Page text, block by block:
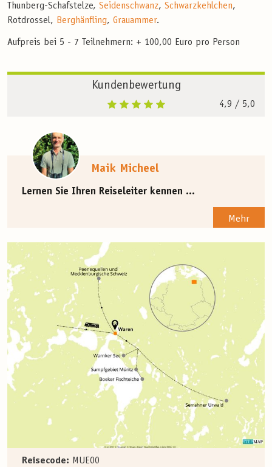
Thunberg-Schafstelze, Seidenschwanz, Schwarzkehlchen,
Rotdrossel, Berghänfling, Grauammer.
Aufpreis bei 5 - 7 Teilnehmern: + 100,00 Euro pro Person
Kundenbewertung
4,9 / 5,0
Maik Micheel
Lernen Sie Ihren Reiseleiter kennen ...
Mehr
Reisecode: MUE00